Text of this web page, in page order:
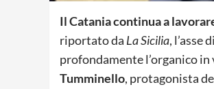
Il Catania continua a
riportato da La Sicilia, l’asse
profondamente l’organico
Tumminello, protagonista